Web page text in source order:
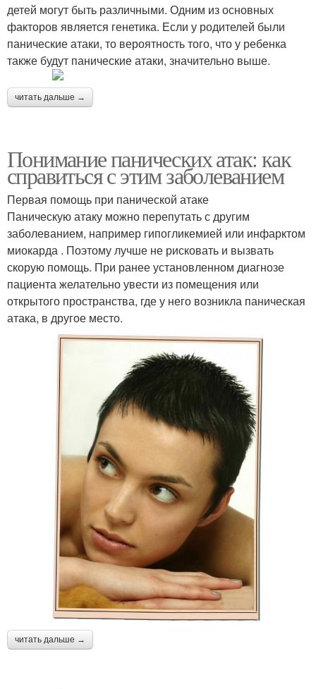
детей могут быть различными. Одним из основных
факторов является генетика. Если у родителей были
панические атаки, то вероятность того, что у ребенка
также будут панические атаки, значительно выше.
читать дальше →
Понимание панических атак: как
справиться с этим заболеванием
Первая помощь при панической атаке
Паническую атаку можно перепутать с другим
заболеванием, например гипогликемией или инфарктом
миокарда . Поэтому лучше не рисковать и вызвать
скорую помощь. При ранее установленном диагнозе
пациента желательно увести из помещения или
открытого пространства, где у него возникла паническая
атака, в другое место.
читать дальше →